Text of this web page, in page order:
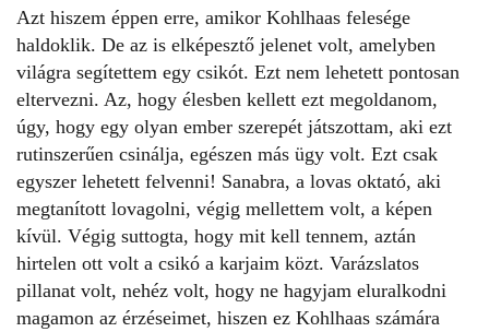
Azt hiszem éppen erre, amikor Kohlhaas felesége
haldoklik. De az is elképesztő jelenet volt, amelyben
világra segítettem egy csikót. Ezt nem lehetett pontosan
eltervezni. Az, hogy élesben kellett ezt megoldanom,
úgy, hogy egy olyan ember szerepét játszottam, aki ezt
rutinszerűen csinálja, egészen más ügy volt. Ezt csak
egyszer lehetett felvenni! Sanabra, a lovas oktató, aki
megtanított lovagolni, végig mellettem volt, a képen
kívül. Végig suttogta, hogy mit kell tennem, aztán
hirtelen ott volt a csikó a karjaim közt. Varázslatos
pillanat volt, nehéz volt, hogy ne hagyjam eluralkodni
magamon az érzéseimet, hiszen ez Kohlhaas számára